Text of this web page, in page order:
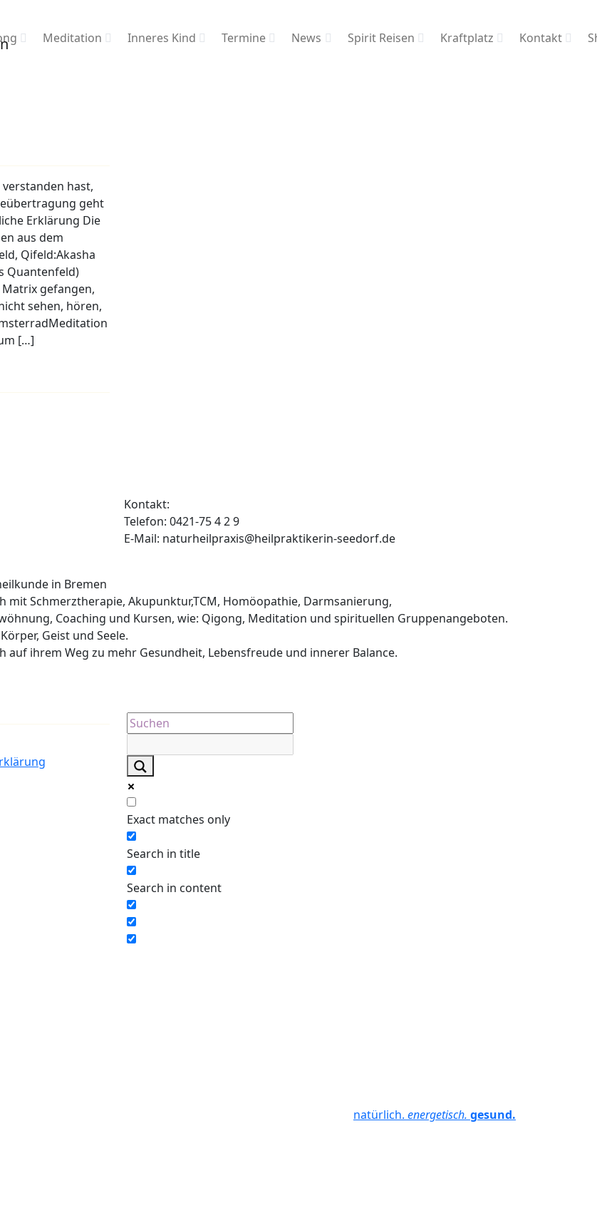
Meditation Inneres Kind Termine News Spirit Reisen Kraftplatz Kontakt
hast,
geht
Erklärung Die
aus dem
Qifeld:Akasha
Quantenfeld)
gefangen,
sehen, hören,
[…]
Kontakt:
Telefon: 0421-75 4 2 9
E-Mail: naturheilpraxis@heilpraktikerin-seedorf.de
in Bremen
Schmerztherapie, Akupunktur,TCM, Homöopathie, Darmsanierung,
Coaching und Kursen, wie: Qigong, Meditation und spirituellen Gruppenangeboten.
Geist und Seele.
auf ihrem Weg zu mehr Gesundheit, Lebensfreude und innerer Balance.
Exact matches only
Search in title
Search in content
natürlich. energetisch. gesund.